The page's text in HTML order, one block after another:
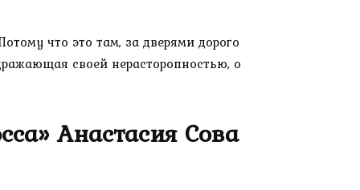
что это там, за дверями дорого
своей нерасторопностью, о
Анастасия Сова